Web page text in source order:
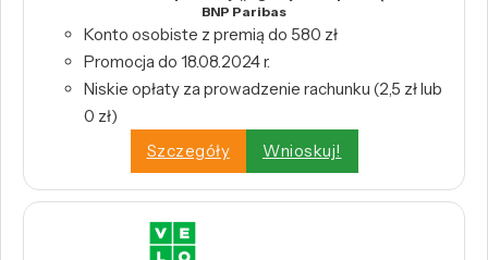
BNP Paribas
Konto osobiste z premią do 580 zł
Promocja do 18.08.2024 r.
Niskie opłaty za prowadzenie rachunku (2,5 zł lub
0 zł)
Szczegóły
Wnioskuj!